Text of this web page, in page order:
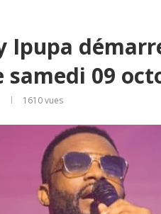
Ipupa
samedi 09
1610vues